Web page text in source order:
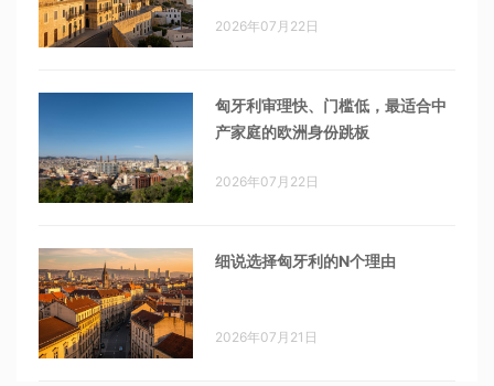
2026年07月22日
匈牙利审理快、门槛低，最适合中
产家庭的欧洲身份跳板
2026年07月22日
细说选择匈牙利的N个理由
2026年07月21日